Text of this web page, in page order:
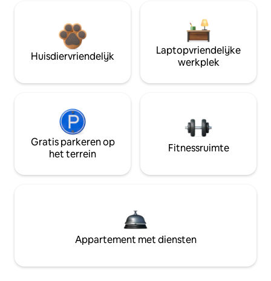
Huisdiervriendelijk
Laptopvriendelijke
werkplek
Gratis parkeren op
het terrein
Fitnessruimte
Appartement met diensten